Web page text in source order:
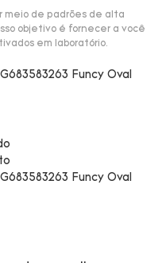
meio de padrões de alta
objetivo é fornecer a você
em laboratório.